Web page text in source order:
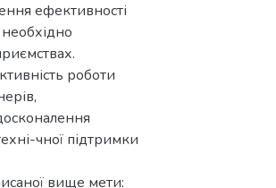
ефективності
роботи
чної підтримки
вище мети: